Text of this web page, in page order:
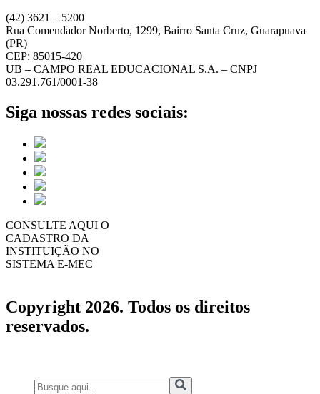
(42) 3621 – 5200
Rua Comendador Norberto, 1299, Bairro Santa Cruz, Guarapuava
(PR)
CEP: 85015-420
UB – CAMPO REAL EDUCACIONAL S.A. – CNPJ
03.291.761/0001-38
Siga nossas redes sociais:
CONSULTE AQUI O
CADASTRO DA
INSTITUIÇÃO NO
SISTEMA E-MEC
Copyright 2026. Todos os direitos
reservados.